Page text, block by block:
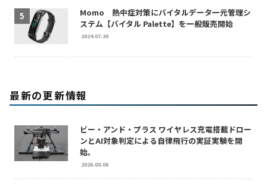
Momo 熱中症対策にバイタルデータ一元管理シ
ステム【バイタル Palette】を一般販売開始
2024.07.30
最新の更新情報
ビー・アンド・プラス ワイヤレス充電搭載ドロー
ンとAI対象判定による自律飛行の実証実験を開
始。
2026.08.06